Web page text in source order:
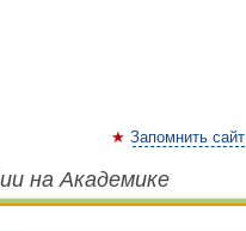
Запомнить сайт
на Академике